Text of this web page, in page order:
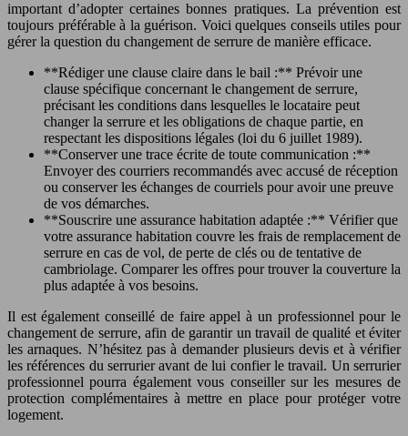
important d’adopter certaines bonnes pratiques. La prévention est
toujours préférable à la guérison. Voici quelques conseils utiles pour
gérer la question du changement de serrure de manière efficace.
**Rédiger une clause claire dans le bail :** Prévoir une
clause spécifique concernant le changement de serrure,
précisant les conditions dans lesquelles le locataire peut
changer la serrure et les obligations de chaque partie, en
respectant les dispositions légales (loi du 6 juillet 1989).
**Conserver une trace écrite de toute communication :**
Envoyer des courriers recommandés avec accusé de réception
ou conserver les échanges de courriels pour avoir une preuve
de vos démarches.
**Souscrire une assurance habitation adaptée :** Vérifier que
votre assurance habitation couvre les frais de remplacement de
serrure en cas de vol, de perte de clés ou de tentative de
cambriolage. Comparer les offres pour trouver la couverture la
plus adaptée à vos besoins.
Il est également conseillé de faire appel à un professionnel pour le
changement de serrure, afin de garantir un travail de qualité et éviter
les arnaques. N’hésitez pas à demander plusieurs devis et à vérifier
les références du serrurier avant de lui confier le travail. Un serrurier
professionnel pourra également vous conseiller sur les mesures de
protection complémentaires à mettre en place pour protéger votre
logement.